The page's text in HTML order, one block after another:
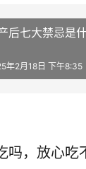
后七大禁忌是
年2月18日 下午8:35
吗，放心吃